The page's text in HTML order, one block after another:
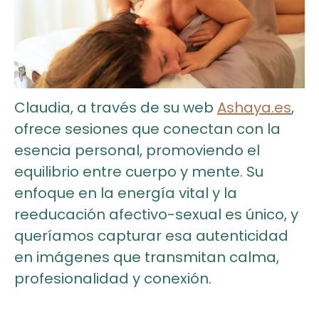
Claudia, a través de su web Ashaya.es,
ofrece sesiones que conectan con la
esencia personal, promoviendo el
equilibrio entre cuerpo y mente. Su
enfoque en la energía vital y la
reeducación afectivo-sexual es único, y
queríamos capturar esa autenticidad
en imágenes que transmitan calma,
profesionalidad y conexión.